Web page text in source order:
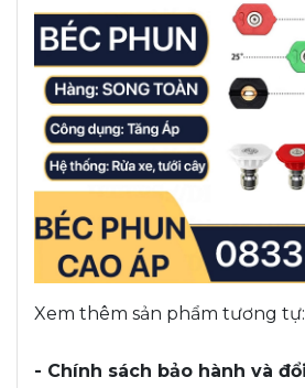
Xem thêm sản phẩm tương tự:
- Chính sách bảo hành và